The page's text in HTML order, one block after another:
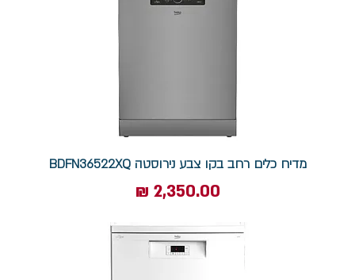
מדיח כלים רחב בקו צבע נירוסטה BDFN36522XQ
מחיר